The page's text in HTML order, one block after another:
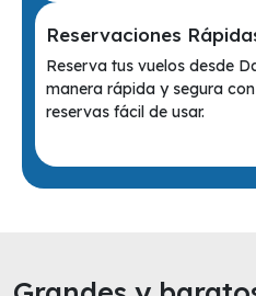
Reservaciones
Reserva tus vuelos desde
manera rápida y segura
reservas fácil de usar.